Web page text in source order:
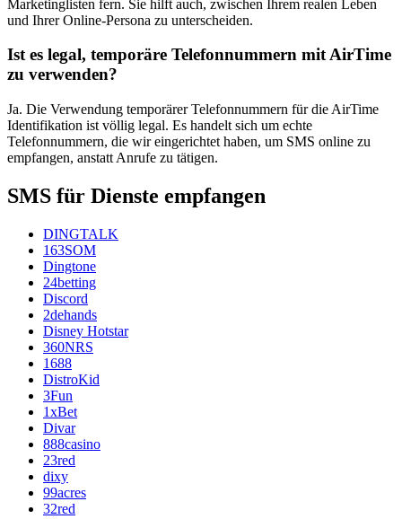
Marketinglisten fern. Sie hilft auch, zwischen Ihrem realen Leben
und Ihrer Online-Persona zu unterscheiden.
Ist es legal, temporäre Telefonnummern mit AirTime
zu verwenden?
Ja. Die Verwendung temporärer Telefonnummern für die AirTime
Identifikation ist völlig legal. Es handelt sich um echte
Telefonnummern, die wir eingerichtet haben, um SMS online zu
empfangen, anstatt Anrufe zu tätigen.
SMS für Dienste empfangen
DINGTALK
163SOM
Dingtone
24betting
Discord
2dehands
Disney Hotstar
360NRS
1688
DistroKid
3Fun
1xBet
Divar
888casino
23red
dixy
99acres
32red